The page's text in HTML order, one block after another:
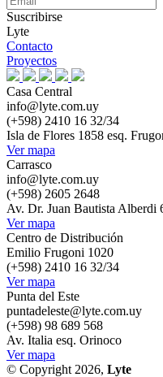
Suscribirse
Lyte
Contacto
Proyectos
Casa Central
info@lyte.com.uy
(+598) 2410 16 32/34
Isla de Flores 1858 esq.
Ver mapa
Carrasco
info@lyte.com.uy
(+598) 2605 2648
Av. Dr. Juan Bautista Alberdi
Ver mapa
Centro de Distribución
Emilio Frugoni 1020
(+598) 2410 16 32/34
Ver mapa
Punta del Este
puntadeleste@lyte.com.uy
(+598) 98 689 568
Av. Italia esq. Orinoco
Ver mapa
© Copyright 2026, Lyte